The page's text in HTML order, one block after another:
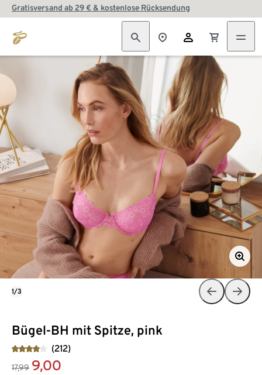
Gratisversand ab 29 € & kostenlose Rücksendung
Bügel-BH mit Spitze, pink
(212)
17,99 9,00
1/3